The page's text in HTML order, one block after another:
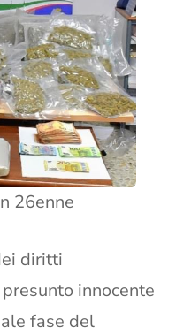
26enne
diritti
innocente
fase del